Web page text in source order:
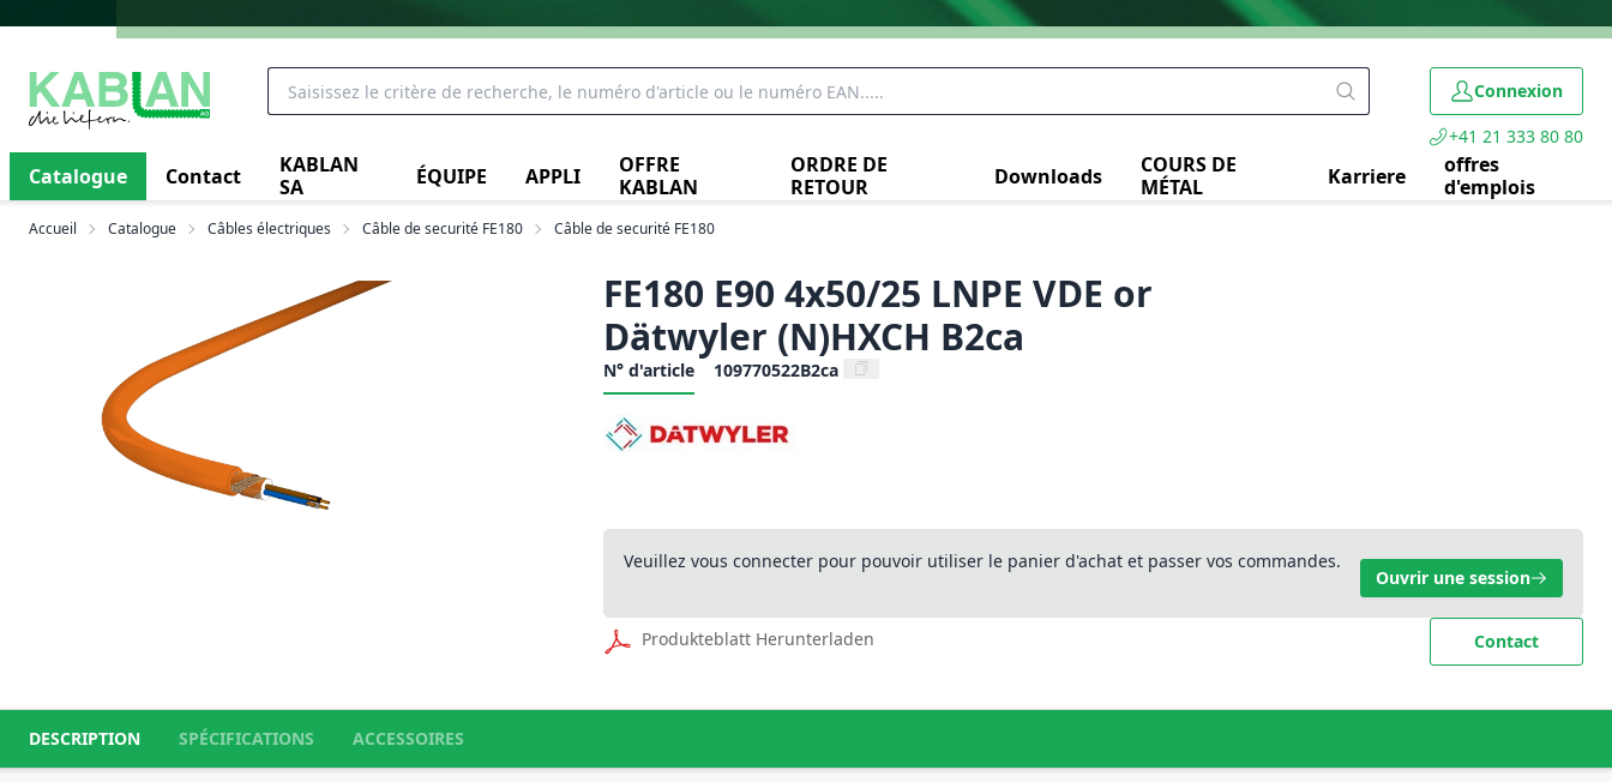
Connexion
+41 21 333 80 80
Catalogue Contact
KABLAN
SA
ÉQUIPE APPLI
OFFRE
KABLAN
ORDRE DE
RETOUR
Downloads
COURS DE
MÉTAL
Karriere
offres
d'emplois
Accueil Catalogue Câbles électriques Câble de securité FE180 Câble de securité FE180
FE180 E90 4x50/25 LNPE VDE or
Dätwyler (N)HXCH B2ca
N° d'article 109770522B2ca
Veuillez vous connecter pour pouvoir utiliser le panier d'achat et passer vos commandes.
Ouvrir une session
Produkteblatt Herunterladen Contact
DESCRIPTION SPÉCIFICATIONS ACCESSOIRES